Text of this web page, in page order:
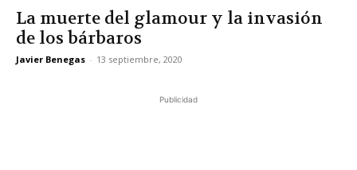
La muerte del glamour y la invasión
de los bárbaros
Javier Benegas - 13 septiembre, 2020
Publicidad